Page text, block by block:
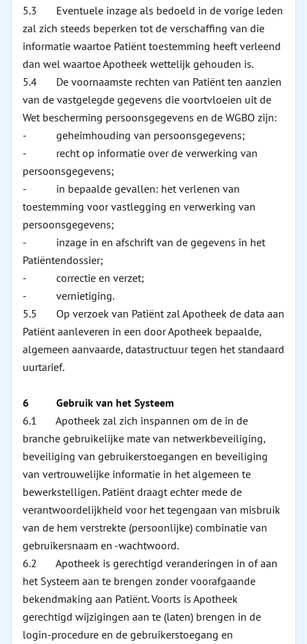
5.3 Eventuele inzage als bedoeld in de vorige leden
zal zich steeds beperken tot de verschaffing van die
informatie waartoe Patiënt toestemming heeft verleend
dan wel waartoe Apotheek wettelijk gehouden is.
5.4 De voornaamste rechten van Patiënt ten aanzien
van de vastgelegde gegevens die voortvloeien uit de
Wet bescherming persoonsgegevens en de WGBO zijn:
- geheimhouding van persoonsgegevens;
- recht op informatie over de verwerking van
persoonsgegevens;
- in bepaalde gevallen: het verlenen van
toestemming voor vastlegging en verwerking van
persoonsgegevens;
- inzage in en afschrift van de gegevens in het
Patiëntendossier;
- correctie en verzet;
- vernietiging.
5.5 Op verzoek van Patiënt zal Apotheek de data aan
Patiënt aanleveren in een door Apotheek bepaalde,
algemeen aanvaarde, datastructuur tegen het standaard
uurtarief.
6 Gebruik van het Systeem
6.1 Apotheek zal zich inspannen om de in de
branche gebruikelijke mate van netwerkbeveiliging,
beveiliging van gebruikerstoegangen en beveiliging
van vertrouwelijke informatie in het algemeen te
bewerkstelligen. Patiënt draagt echter mede de
verantwoordelijkheid voor het tegengaan van misbruik
van de hem verstrekte (persoonlijke) combinatie van
gebruikersnaam en -wachtwoord.
6.2 Apotheek is gerechtigd veranderingen in of aan
het Systeem aan te brengen zonder voorafgaande
bekendmaking aan Patiënt. Voorts is Apotheek
gerechtigd wijzigingen aan te (laten) brengen in de
login-procedure en de gebruikerstoegang en